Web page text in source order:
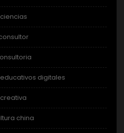
ciencias
digitales
creativa
china